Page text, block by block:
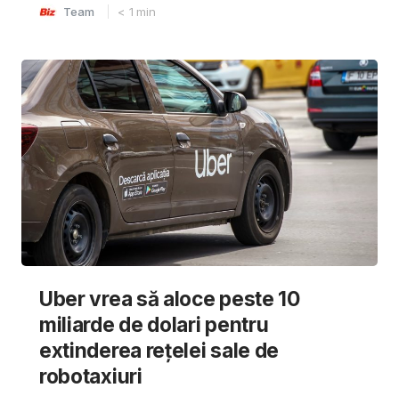
Team < 1 min
Uber vrea să aloce peste 10
miliarde de dolari pentru
extinderea rețelei sale de
robotaxiuri